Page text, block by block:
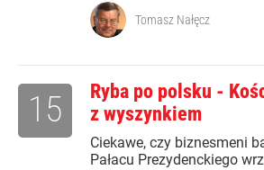
Tomasz Nałęcz
Ryba po polsku -
z wyszynkiem
Ciekawe, czy biznesmeni
Pałacu Prezydenckiego
15